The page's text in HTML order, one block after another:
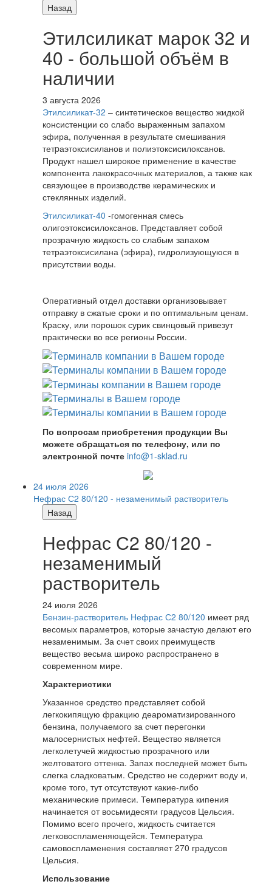
Назад
Этилсиликат марок 32 и
40 - большой объём в
наличии
3 августа 2026
Этилсиликат-32 – синтетическое вещество жидкой
консистенции со слабо выраженным запахом
эфира, полученная в результате смешивания
тетpаэтоксисиланов и полиэтоксисилоксанов.
Продукт нашел широкое применение в качестве
компонента лакокрасочных материалов, а также как
связующее в производстве керамических и
стеклянных изделий.
Этилсиликат-40 -гомогенная смесь
олигоэтоксисилоксанов. Представляет собой
прозрачную жидкость со слабым запахом
тетраэтоксисилана (эфира), гидролизующуюся в
присутствии воды.
Оперативный отдел доставки организовывает
отправку в сжатые сроки и по оптимальным ценам.
Краску, или порошок сурик свинцовый привезут
практически во все регионы России.
По вопросам приобретения продукции Вы
можете обращаться по телефону, или по
электронной почте info@1-sklad.ru
24 июля 2026
Нефрас С2 80/120 - незаменимый растворитель
Назад
Нефрас С2 80/120 -
незаменимый
растворитель
24 июля 2026
Бензин-растворитель Нефрас С2 80/120 имеет ряд
весомых параметров, которые зачастую делают его
незаменимым. За счет своих преимуществ
вещество весьма широко распространено в
современном мире.
Характеристики
Указанное средство представляет собой
легкокипящую фракцию деароматизированного
бензина, получаемого за счет перегонки
малосернистых нефтей. Вещество является
легколетучей жидкостью прозрачного или
желтоватого оттенка. Запах последней может быть
слегка сладковатым. Средство не содержит воду и,
кроме того, тут отсутствуют какие-либо
механические примеси. Температура кипения
начинается от восьмидесяти градусов Цельсия.
Помимо всего прочего, жидкость считается
легковоспламеняющейся. Температура
самовоспламенения составляет 270 градусов
Цельсия.
Использование